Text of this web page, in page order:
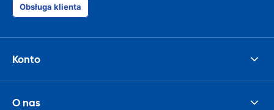
Obsługa klienta
Konto
O nas